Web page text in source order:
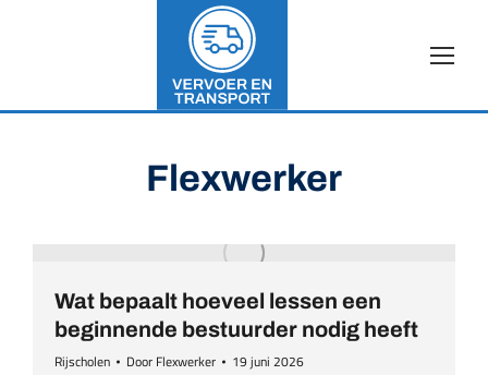
Flexwerker
Wat bepaalt hoeveel lessen een
beginnende bestuurder nodig heeft
Rijscholen DoorFlexwerker 19 juni 2026